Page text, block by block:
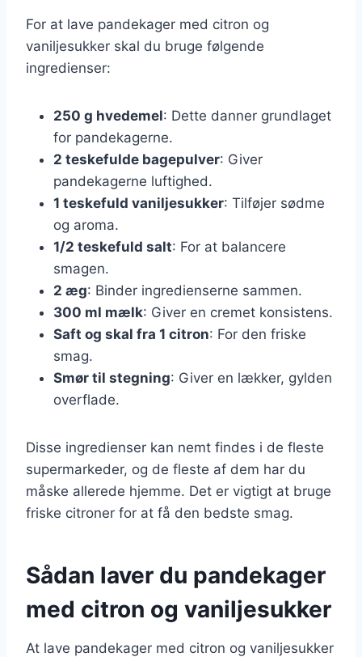
For at lave pandekager med citron og
vaniljesukker skal du bruge følgende
ingredienser:
250 g hvedemel: Dette danner grundlaget
for pandekagerne.
2 teskefulde bagepulver: Giver
pandekagerne luftighed.
1 teskefuld vaniljesukker: Tilføjer sødme
og aroma.
1/2 teskefuld salt: For at balancere
smagen.
2 æg: Binder ingredienserne sammen.
300 ml mælk: Giver en cremet konsistens.
Saft og skal fra 1 citron: For den friske
smag.
Smør til stegning: Giver en lækker, gylden
overflade.
Disse ingredienser kan nemt findes i de fleste
supermarkeder, og de fleste af dem har du
måske allerede hjemme. Det er vigtigt at bruge
friske citroner for at få den bedste smag.
Sådan laver du pandekager
med citron og vaniljesukker
At lave pandekager med citron og vaniljesukker